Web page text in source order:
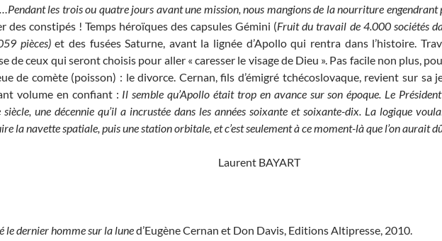
les trois ou quatre jours avant une mission, nous mangions de la nourriture engendrant
des constipés ! Temps héroïques des capsules Gémini (Fruit du travail de 4.000 sociétés
pièces)et des fusées Saturne, avant la lignée d’Apollo qui rentra dans l’histoire.
de ceux qui seront choisis pour aller « caresser le visage de Dieu ». Pas facile non plus,
de comète (poisson) : le divorce. Cernan, fils d’émigré tchécoslovaque, revient sur sa
volume en confiant : Il semble qu’Apollo était trop en avance sur son époque. Le
siècle, une décennie qu’il a incrustée dans les années soixante et soixante-dix. La logique
la navette spatiale, puis une station orbitale, et c’est seulement à ce moment-là que l’on aurait
Laurent BAYART
le dernier homme sur la luned’Eugène Cernan et Don Davis, Editions Altipresse, 2010.